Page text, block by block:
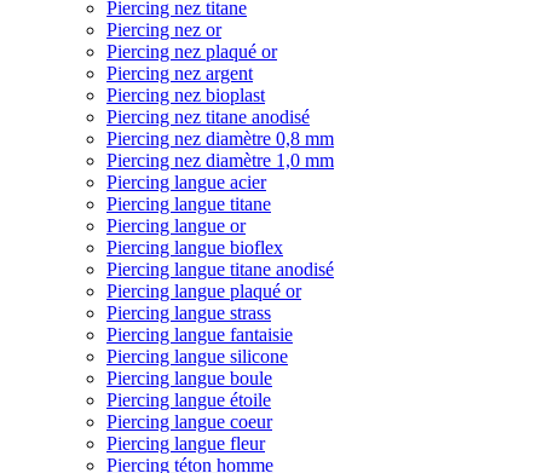
Piercing nez titane
Piercing nez or
Piercing nez plaqué or
Piercing nez argent
Piercing nez bioplast
Piercing nez titane anodisé
Piercing nez diamètre 0,8 mm
Piercing nez diamètre 1,0 mm
Piercing langue acier
Piercing langue titane
Piercing langue or
Piercing langue bioflex
Piercing langue titane anodisé
Piercing langue plaqué or
Piercing langue strass
Piercing langue fantaisie
Piercing langue silicone
Piercing langue boule
Piercing langue étoile
Piercing langue coeur
Piercing langue fleur
Piercing téton homme